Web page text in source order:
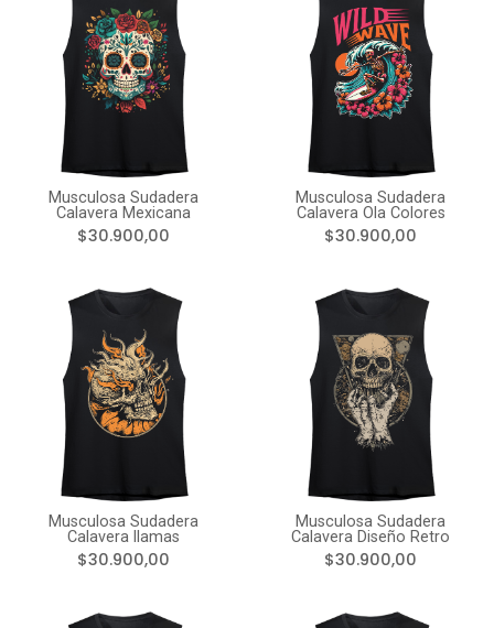
Musculosa Sudadera
Calavera Mexicana
$30.900,00
Musculosa Sudadera
Calavera Ola Colores
$30.900,00
Musculosa Sudadera
Calavera llamas
$30.900,00
Musculosa Sudadera
Calavera Diseño Retro
$30.900,00